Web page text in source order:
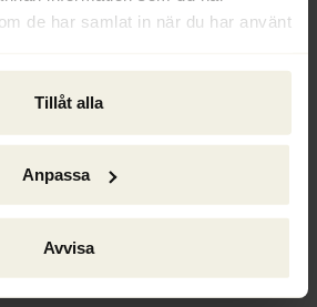
de har samlat in när du har använt
Tillåt alla
Anpassa
Avvisa
i konkurslagen är långt
förslaget i Ds 2019:31,
och bland annat besluta om
Nyheter nr 2 2021